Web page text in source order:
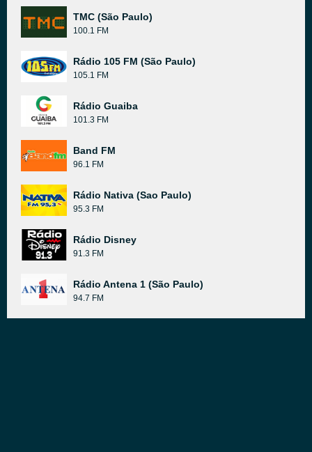
TMC (São Paulo)
100.1 FM
Rádio 105 FM (São Paulo)
105.1 FM
Rádio Guaiba
101.3 FM
Band FM
96.1 FM
Rádio Nativa (Sao Paulo)
95.3 FM
Rádio Disney
91.3 FM
Rádio Antena 1 (São Paulo)
94.7 FM